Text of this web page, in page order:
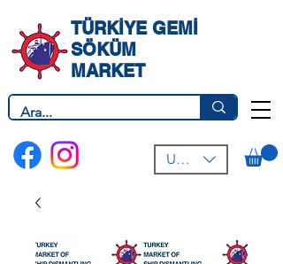
TÜRKİYE GEMİ
SÖKÜM
MARKET
USD ($)